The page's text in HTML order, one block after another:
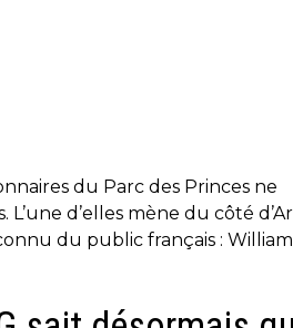
du Parc des Princes ne
L’une d’elles mène du côté
du public français : William